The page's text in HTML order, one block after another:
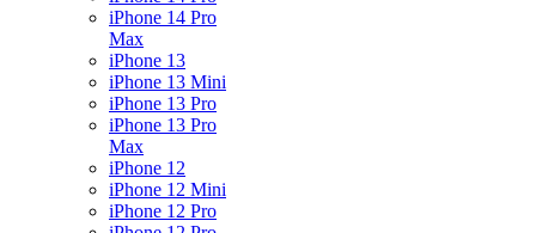
iPhone 14 Pro
Max
iPhone 13
iPhone 13 Mini
iPhone 13 Pro
iPhone 13 Pro
Max
iPhone 12
iPhone 12 Mini
iPhone 12 Pro